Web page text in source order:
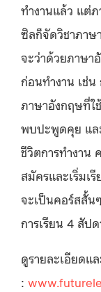
ทำงานแล้ว แต่ภ
ซิลก็จัดวิชาภาษ
จะว่าด้วยภาษา
ก่อนทำงาน เช่
ภาษาอังกฤษที่ใ
พบปะพูดคุย แล
ชีวิตการทำงาน
สมัครและเริ่มเ
จะเป็นคอร์สสั้น
การเรียน 4 สัป
ดูรายละเอียดแ
: